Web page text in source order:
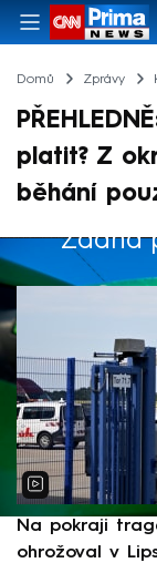
Domů Zprávy
platit? Z
běhání
Žádná
Výběr
Na pokraji
ohrožoval v